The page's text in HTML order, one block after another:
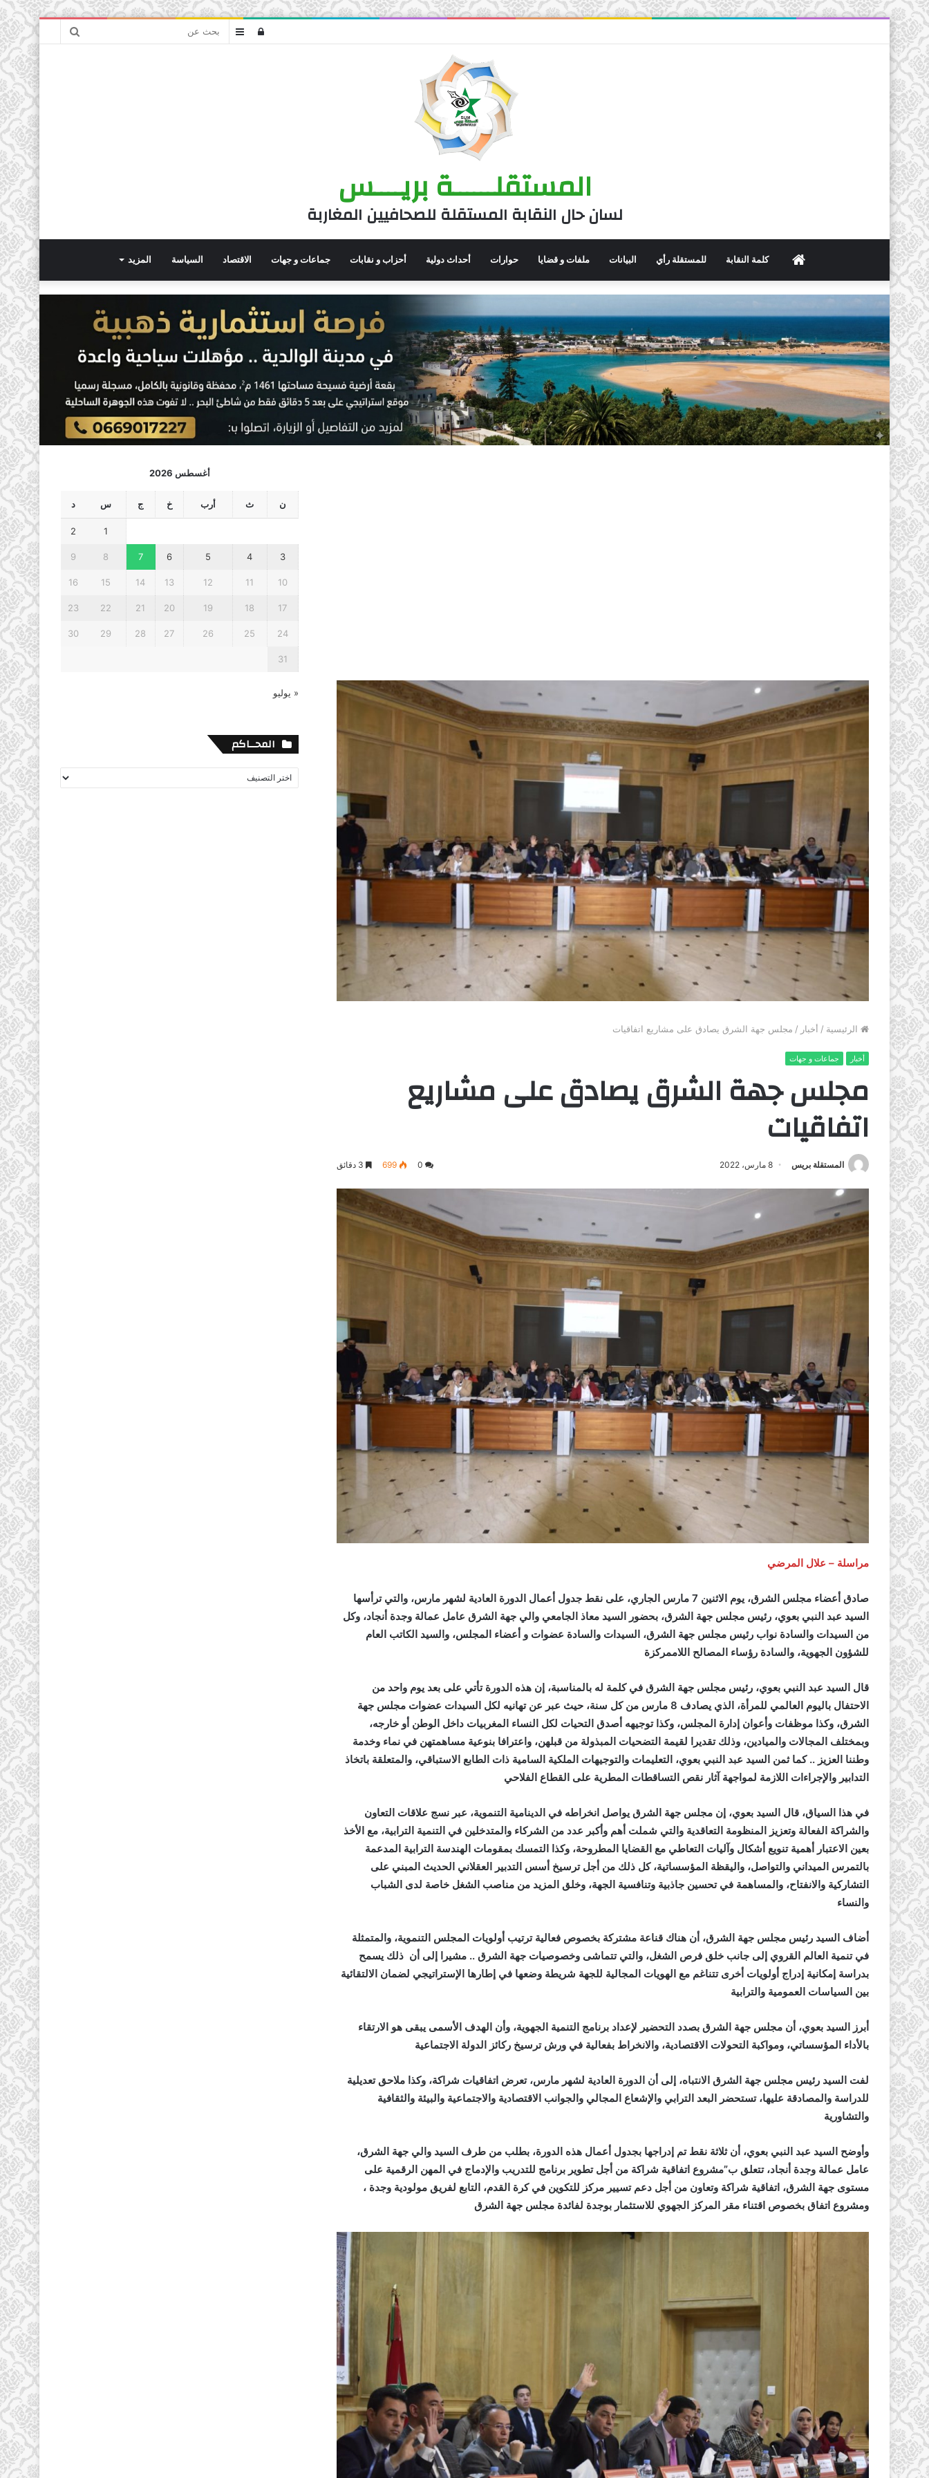
بحث
عمودتسجيل
المستقلــــــة بريــــس
لسان حال النقابة المستقلة للصحافيين المغاربة
الرئيسيةكلمة النقابة للمستقلة رأي البيانات ملفات و قضايا حوارات أحداث دولية أحزاب و نقابات جماعات و جهات الاقتصاد السياسة المزيد
الرئيسية / أخبار / مجلس جهة الشرق يصادق على مشاريع اتفاقيات
أخبار جماعات و جهات
مجلس جهة الشرق يصادق على مشاريع
اتفاقيات
المستقلة بريس 8 مارس، 2022 0
699
مراسلة – علال المرضي
صادق أعضاء مجلس الشرق، يوم الاثنين 7 مارس الجاري، على نقط جدول أعمال الدورة العادية لشهر مارس، والتي ترأسها
السيد عبد النبي بعوي، رئيس مجلس جهة الشرق، بحضور السيد معاذ الجامعي والي جهة الشرق عامل عمالة وجدة أنجاد، وكل
من السيدات والسادة نواب رئيس مجلس جهة الشرق، السيدات والسادة عضوات و أعضاء المجلس، والسيد الكاتب العام
للشؤون الجهوية، والسادة رؤساء المصالح اللاممركزة
قال السيد عبد النبي بعوي، رئيس مجلس جهة الشرق في كلمة له بالمناسبة، إن هذه الدورة تأتي على بعد يوم واحد من
الاحتفال باليوم العالمي للمرأة، الذي يصادف 8 مارس من كل سنة، حيث عبر عن تهانيه لكل السيدات عضوات مجلس جهة
الشرق، وكذا موظفات وأعوان إدارة المجلس، وكذا توجيهه أصدق التحيات لكل النساء المغربيات داخل الوطن أو خارجه،
وبمختلف المجالات والميادين، وذلك تقديرا لقيمة التضحيات المبذولة من قبلهن، واعترافا بنوعية مساهمتهن في نماء وخدمة
وطننا العزيز .. كما ثمن السيد عبد النبي بعوي، التعليمات والتوجيهات الملكية السامية ذات الطابع الاستباقي، والمتعلقة باتخاذ
التدابير والإجراءات اللازمة لمواجهة آثار نقص التساقطات المطرية على القطاع الفلاحي
في هذا السياق، قال السيد بعوي، إن مجلس جهة الشرق يواصل انخراطه في الدينامية التنموية، عبر نسج علاقات التعاون
والشراكة الفعالة وتعزيز المنظومة التعاقدية والتي شملت أهم وأكبر عدد من الشركاء والمتدخلين في التنمية الترابية، مع الأخذ
بعين الاعتبار أهمية تنويع أشكال وآليات التعاطي مع القضايا المطروحة، وكذا التمسك بمقومات الهندسة الترابية المدعمة
بالتمرس الميداني والتواصل، واليقظة المؤسساتية، كل ذلك من أجل ترسيخ أسس التدبير العقلاني الحديث المبني على
التشاركية والانفتاح، والمساهمة في تحسين جاذبية وتنافسية الجهة، وخلق المزيد من مناصب الشغل خاصة لدى الشباب
والنساء
أضاف السيد رئيس مجلس جهة الشرق، أن هناك قناعة مشتركة بخصوص فعالية ترتيب أولويات المجلس التنموية، والمتمثلة
في تنمية العالم القروي إلى جانب خلق فرص الشغل، والتي تتماشى وخصوصيات جهة الشرق .. مشيرا إلى أن ذلك يسمح
بدراسة إمكانية إدراج أولويات أخرى تتناغم مع الهويات المجالية للجهة شريطة وضعها في إطارها الإستراتيجي لضمان الالتقائية
بين السياسات العمومية والترابية
أبرز السيد بعوي، أن مجلس جهة الشرق بصدد التحضير لإعداد برنامج التنمية الجهوية، وأن الهدف الأسمى يبقى هو الارتقاء
بالأداء المؤسساتي، ومواكبة التحولات الاقتصادية، والانخراط بفعالية في ورش ترسيخ ركائز الدولة الاجتماعية
لفت السيد رئيس مجلس جهة الشرق الانتباه، إلى أن الدورة العادية لشهر مارس، تعرض اتفاقيات شراكة، وكذا ملاحق تعديلية
للدراسة والمصادقة عليها، تستحضر البعد الترابي والإشعاع المجالي والجوانب الاقتصادية والاجتماعية والبيئة والثقافية
والتشاورية
وأوضح السيد عبد النبي بعوي، أن ثلاثة نقط تم إدراجها بجدول أعمال هذه الدورة، بطلب من طرف السيد والي جهة الشرق،
عامل عمالة وجدة أنجاد، تتعلق ب”مشروع اتفاقية شراكة من أجل تطوير برنامج للتدريب والإدماج في المهن الرقمية على
مستوى جهة الشرق، اتفاقية شراكة وتعاون من أجل دعم تسيير مركز للتكوين في كرة القدم، التابع لفريق مولودية وجدة ،
ومشروع اتفاق بخصوص اقتناء مقر المركز الجهوي للاستثمار بوجدة لفائدة مجلس جهة الشرق
أغسطس 2026
ن ث أرب خ ج س د
1
2
3
4
5
6
7
8
9
10
11
12
13
14
15
16
17
18
19
20
21
22
23
24
25
26
27
28
29
30
31
« يوليو
المحــاكم
المحــاكم